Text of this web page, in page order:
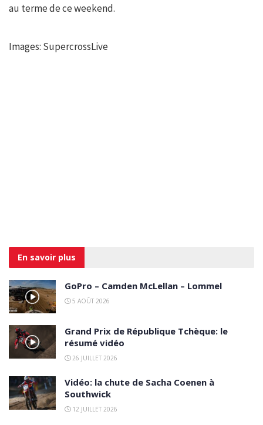
au terme de ce weekend.
Images: SupercrossLive
En savoir plus
GoPro – Camden McLellan – Lommel
5 AOÛT 2026
Grand Prix de République Tchèque: le
résumé vidéo
26 JUILLET 2026
Vidéo: la chute de Sacha Coenen à
Southwick
12 JUILLET 2026